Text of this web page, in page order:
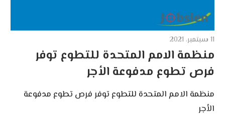
11 سبتمبر، 2021
منظمة الامم المتحدة للتطوع توفر
فرص تطوع مدفوعة الأجر
منظمة الامم المتحدة للتطوع توفر فرص تطوع مدفوعة
الأجر